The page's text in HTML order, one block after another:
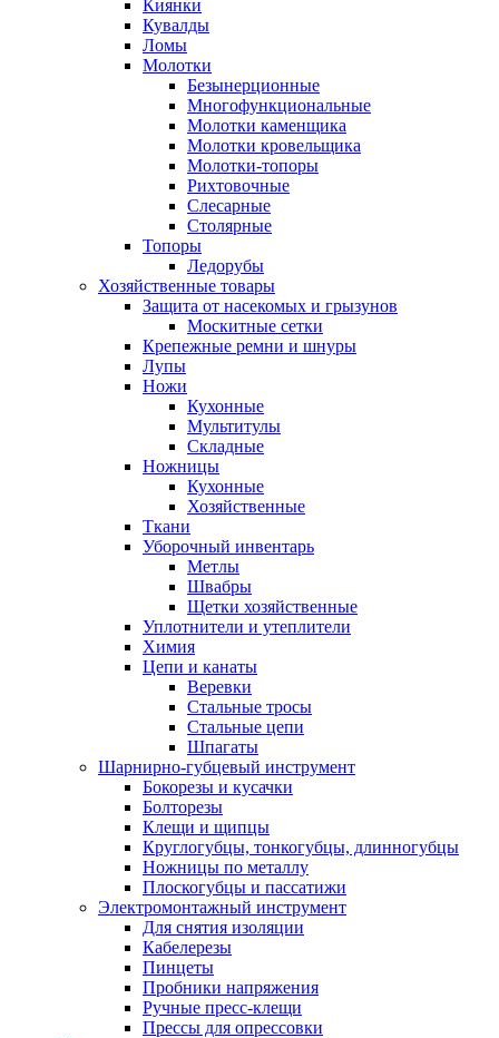
Киянки
Кувалды
Ломы
Молотки
Безынерционные
Многофункциональные
Молотки каменщика
Молотки кровельщика
Молотки-топоры
Рихтовочные
Слесарные
Столярные
Топоры
Ледорубы
Хозяйственные товары
Защита от насекомых и грызунов
Москитные сетки
Крепежные ремни и шнуры
Лупы
Ножи
Кухонные
Мультитулы
Складные
Ножницы
Кухонные
Хозяйственные
Ткани
Уборочный инвентарь
Метлы
Швабры
Щетки хозяйственные
Уплотнители и утеплители
Химия
Цепи и канаты
Веревки
Стальные тросы
Стальные цепи
Шпагаты
Шарнирно-губцевый инструмент
Бокорезы и кусачки
Болторезы
Клещи и щипцы
Круглогубцы, тонкогубцы, длинногубцы
Ножницы по металлу
Плоскогубцы и пассатижи
Электромонтажный инструмент
Для снятия изоляции
Кабелерезы
Пинцеты
Пробники напряжения
Ручные пресс-клещи
Прессы для опрессовки